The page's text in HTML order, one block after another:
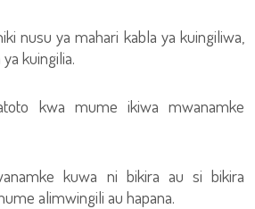
nusu ya mahari kabla ya kuingiliwa,
kuingilia.
kwa mume ikiwa mwanamke
kuwa ni bikira au si bikira
alimwingili au hapana.